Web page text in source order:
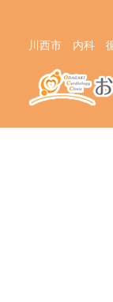
川西市 内科 循